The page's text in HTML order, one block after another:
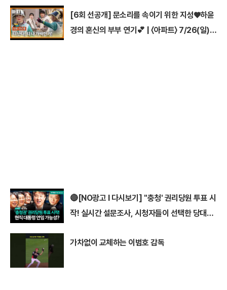
[6회 선공개] 문소리를 속이기 위한 지성♥하윤
경의 혼신의 부부 연기💕 | 〈아파트〉 7/26(일)
🔴[NO광고 I 다시보기] ''충청' 권리당원 투표 시
작! 실시간 설문조사, 시청자들이 선택한 당대표
가차없이 교체하는 이범호 감독